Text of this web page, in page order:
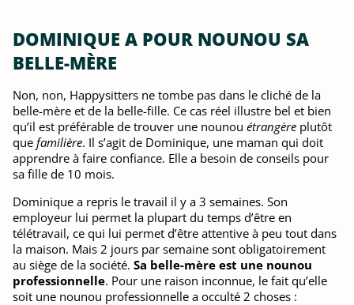
DOMINIQUE A POUR NOUNOU SA
BELLE-MÈRE
Non, non, Happysitters ne tombe pas dans le cliché de la
belle-mère et de la belle-fille. Ce cas réel illustre bel et bien
qu’il est préférable de trouver une nounou étrangère plutôt
que familière. Il s’agit de Dominique, une maman qui doit
apprendre à faire confiance. Elle a besoin de conseils pour
sa fille de 10 mois.
Dominique a repris le travail il y a 3 semaines. Son
employeur lui permet la plupart du temps d’être en
télétravail, ce qui lui permet d’être attentive à peu tout dans
la maison. Mais 2 jours par semaine sont obligatoirement
au siège de la société. Sa belle-mère est une nounou
professionnelle. Pour une raison inconnue, le fait qu’elle
soit une nounou professionnelle a occulté 2 choses :